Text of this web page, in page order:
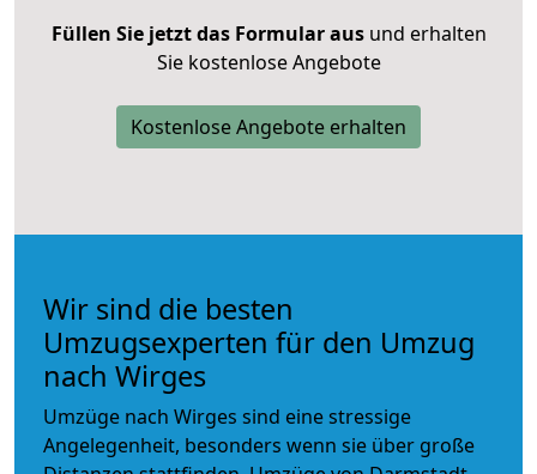
Füllen Sie jetzt das Formular ausund erhalten
Sie kostenlose Angebote
Kostenlose Angebote erhalten
Wir sind die besten
Umzugsexperten für den Umzug
nach Wirges
Umzüge nach Wirges sind eine stressige
Angelegenheit, besonders wenn sie über große